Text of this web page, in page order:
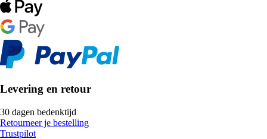
Levering en retour
30 dagen bedenktijd
Retourneer je bestelling
Trustpilot